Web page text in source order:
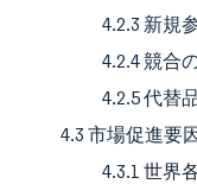
4.2.3 新規
4.2.4 競合
4.2.5 代替
4.3 市場促進要
4.3.1 世界